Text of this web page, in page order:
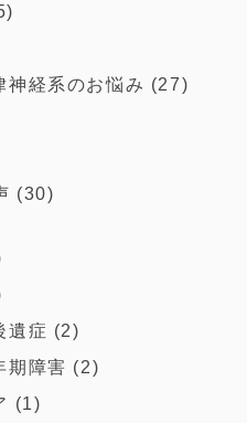
神経系のお悩み (27)
(30)
遺症 (2)
期障害 (2)
(1)